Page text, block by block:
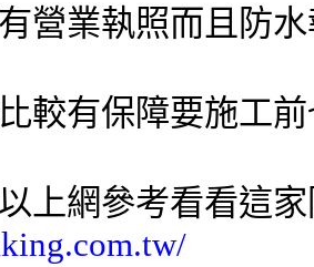
營業執照而且防
較有保障要施工
上網參考看看這家